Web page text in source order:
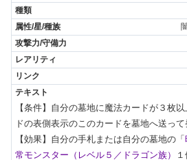
【条件】自分の墓地に魔法カードが３枚
ドの表側表示のこのカードを墓地へ送って
【効果】自分の手札または自分の墓地の「
常モンスター（レベル５／ドラゴン族）